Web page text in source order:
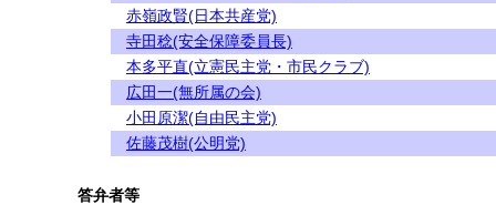
赤嶺政賢(日本共産党)
寺田稔(安全保障委員長)
本多平直(立憲民主党・市民クラブ)
広田一(無所属の会)
小田原潔(自由民主党)
佐藤茂樹(公明党)
答弁者等